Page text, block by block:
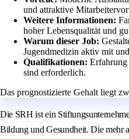
und attraktive
Weitere Informationen:
hoher Lebensqualität und
Warum dieser Job:
Jugendmedizin aktiv mit
Qualifikationen: Erfahrung
sind erforderlich.
Das prognostizierte Gehalt liegt
Die SRH ist ein
Bildung und Gesundheit. Die mehr